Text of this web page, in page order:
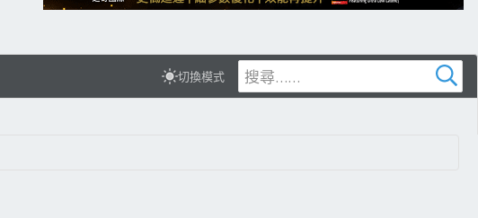
切換模式